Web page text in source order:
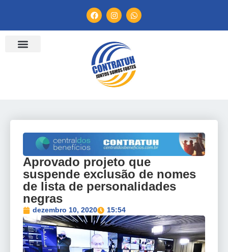
Aprovado projeto que
suspende exclusão de nomes
de lista de personalidades
negras
dezembro 10, 2020 15:54